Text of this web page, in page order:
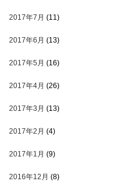
2017年7月 (11)
2017年6月 (13)
2017年5月 (16)
2017年4月 (26)
2017年3月 (13)
2017年2月 (4)
2017年1月 (9)
2016年12月 (8)